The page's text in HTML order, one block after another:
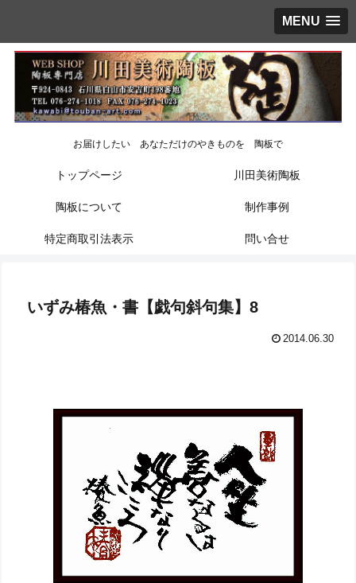
MENU
お届けしたい あなただけのやきものを 陶板で
トップページ 川田美術陶板
陶板について 制作事例
特定商取引法表示 問い合せ
いずみ椿魚・書【戯句斜句集】8
2014.06.30